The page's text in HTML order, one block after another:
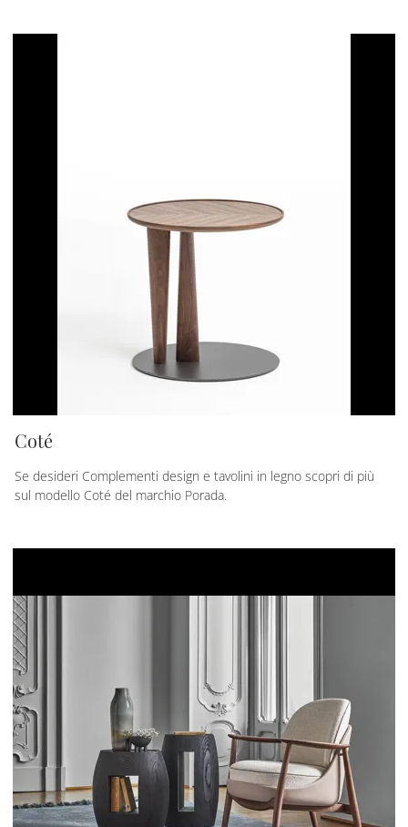
Coté
Se desideri Complementi design e tavolini in legno scopri di più
sul modello Coté del marchio Porada.